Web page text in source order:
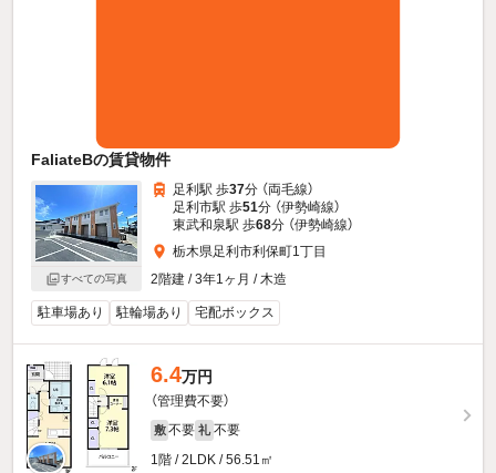
FaliateBの賃貸物件
すべての写真
足利駅 歩37分 （両毛線）
足利市駅 歩51分 （伊勢崎線）
東武和泉駅 歩68分 （伊勢崎線）
栃木県足利市利保町1丁目
2階建 / 3年1ヶ月 / 木造
駐車場あり 駐輪場あり 宅配ボックス
6.4万円
（管理費不要）
敷 不要 礼 不要
1階 / 2LDK / 56.51㎡